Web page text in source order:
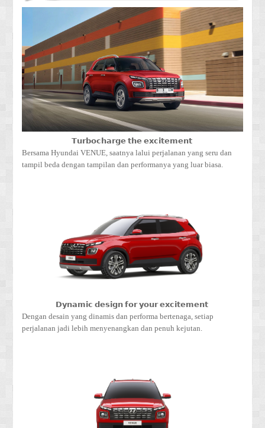
𝗧𝘂𝗿𝗯𝗼𝗰𝗵𝗮𝗿𝗴𝗲 𝘁𝗵𝗲 𝗲𝘅𝗰𝗶𝘁𝗲𝗺𝗲𝗻𝘁
Bersama Hyundai VENUE, saatnya lalui perjalanan yang seru dan
tampil beda dengan tampilan dan performanya yang luar biasa.
𝗗𝘆𝗻𝗮𝗺𝗶𝗰 𝗱𝗲𝘀𝗶𝗴𝗻 𝗳𝗼𝗿 𝘆𝗼𝘂𝗿 𝗲𝘅𝗰𝗶𝘁𝗲𝗺𝗲𝗻𝘁
Dengan desain yang dinamis dan performa bertenaga, setiap
perjalanan jadi lebih menyenangkan dan penuh kejutan.